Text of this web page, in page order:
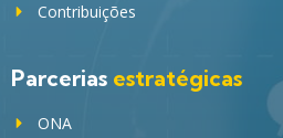
Contribuições
Parcerias estratégicas
ONA